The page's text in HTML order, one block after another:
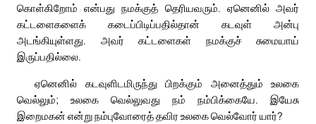
கொள்கிறோம் என்பது நமக்குத் தெரியவரும். ஏனெனில் அவர்
கட்டளைகளைக் கடைப்பிடிப்பதில்தான் கடவுள் அன்பு
அடங்கியுள்ளது. அவர் கட்டளைகள் நமக்குச் சுமையாய்
இருப்பதில்லை.
ஏனெனில் கடவுளிடமிருந்து பிறக்கும் அனைத்தும் உலகை
வெல்லும்; உலகை வெல்லுவது நம் நம்பிக்கையே. இயேசு
இறைமகன் என்று நம்புவோரைத் தவிர உலகை வெல்வோர் யார்?